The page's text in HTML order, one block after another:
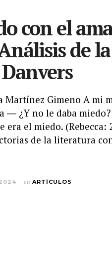
con el
de
Martínez Gimeno A mi
― ¿Y no le daba
era el miedo. (Rebecca:
de la literatura
en ARTÍCULOS